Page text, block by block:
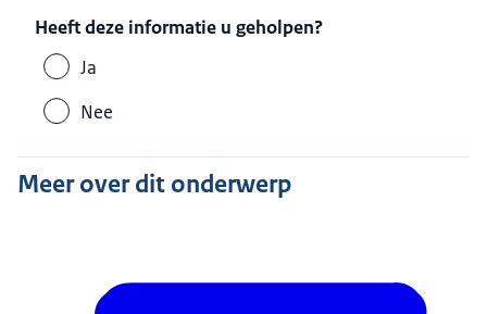
Heeft deze informatie u geholpen?
Ja
Nee
Meer over dit onderwerp